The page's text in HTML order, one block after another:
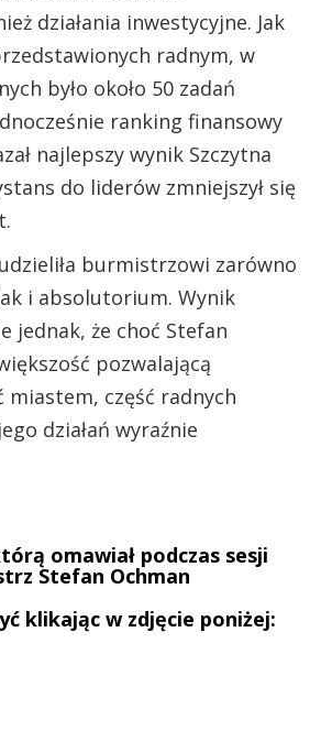
działania inwestycyjne. Jak
radnym, w
było około 50 zadań
ranking finansowy
najlepszy wynik Szczytna
do liderów zmniejszył się
burmistrzowi zarówno
i absolutorium. Wynik
jednak, że choć Stefan
pozwalającą
miastem, część radnych
działań wyraźnie
omawiał podczas sesji
Stefan Ochman
klikając w zdjęcie poniżej: